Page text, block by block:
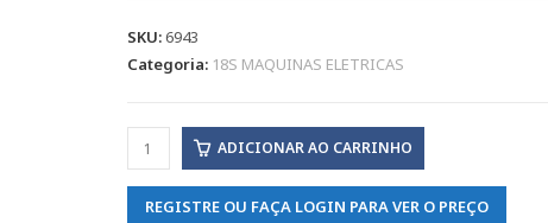
SKU:6943
Categoria: 18S MAQUINAS ELETRICAS
ADICIONAR AO CARRINHO
REGISTRE OU FAÇA LOGIN PARA VER O PREÇO